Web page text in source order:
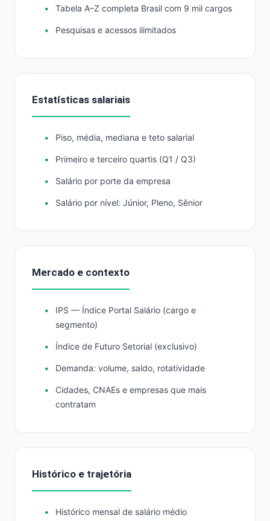
Tabela A–Z completa Brasil com 9 mil cargos
Pesquisas e acessos ilimitados
Estatísticas salariais
Piso, média, mediana e teto salarial
Primeiro e terceiro quartis (Q1 / Q3)
Salário por porte da empresa
Salário por nível: Júnior, Pleno, Sênior
Mercado e contexto
IPS — Índice Portal Salário (cargo e
segmento)
Índice de Futuro Setorial (exclusivo)
Demanda: volume, saldo, rotatividade
Cidades, CNAEs e empresas que mais
contratam
Histórico e trajetória
Histórico mensal de salário médio